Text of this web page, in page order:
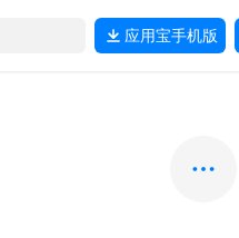
应用宝手机版